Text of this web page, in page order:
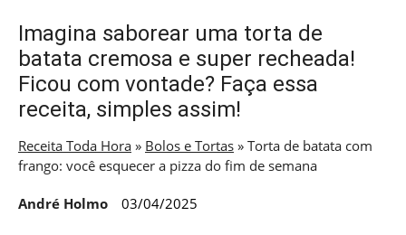
Imagina saborear uma torta de
batata cremosa e super recheada!
Ficou com vontade? Faça essa
receita, simples assim!
Receita Toda Hora » Bolos e Tortas » Torta de batata com
frango: você esquecer a pizza do fim de semana
André Holmo 03/04/2025